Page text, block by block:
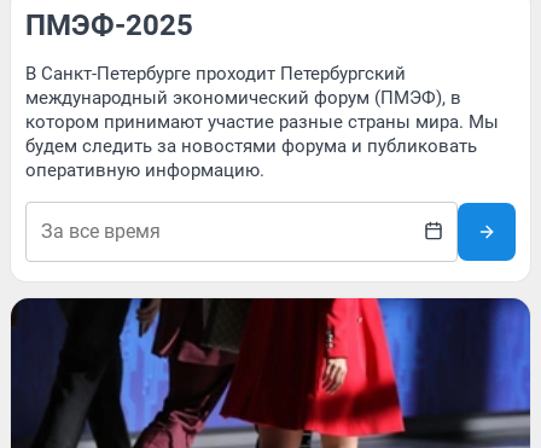
ПМЭФ-2025
В Санкт-Петербурге проходит Петербургский
международный экономический форум (ПМЭФ), в
котором принимают участие разные страны мира. Мы
будем следить за новостями форума и публиковать
оперативную информацию.